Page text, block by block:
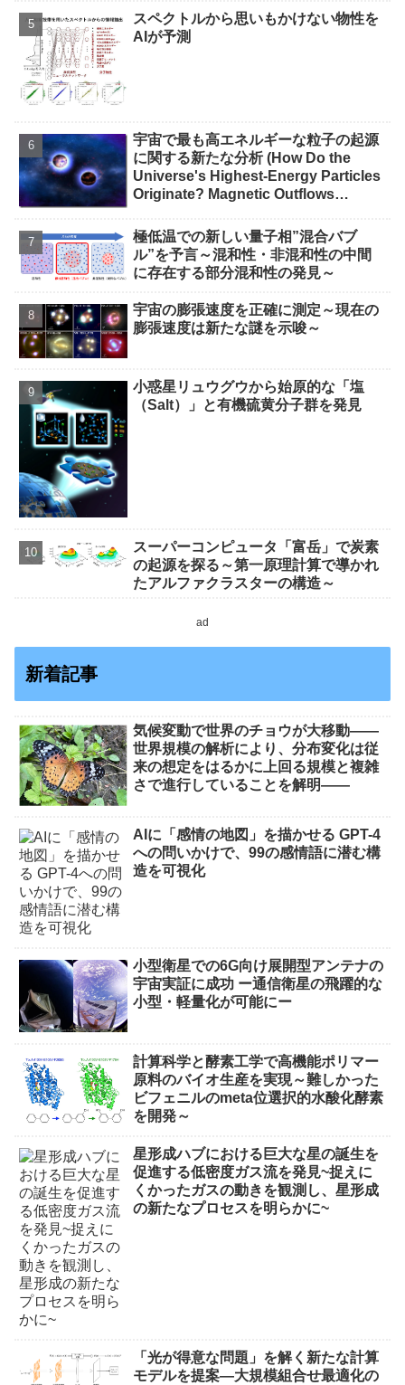
スペクトルから思いもかけない物性を
AIが予測
宇宙で最も高エネルギーな粒子の起源
に関する新たな分析 (How Do the
Universe's Highest-Energy Particles
Originate? Magnetic Outflows
Analysis Concludes)
極低温での新しい量子相”混合バブ
ル”を予言～混和性・非混和性の中間
に存在する部分混和性の発見～
宇宙の膨張速度を正確に測定～現在の
膨張速度は新たな謎を示唆～
小惑星リュウグウから始原的な「塩
（Salt）」と有機硫黄分子群を発見
スーパーコンピュータ「富岳」で炭素
の起源を探る～第一原理計算で導かれ
たアルファクラスターの構造～
ad
新着記事
気候変動で世界のチョウが大移動――
世界規模の解析により、分布変化は従
来の想定をはるかに上回る規模と複雑
さで進行していることを解明――
AIに「感情の地図」を描かせる GPT-4
への問いかけで、99の感情語に潜む構
造を可視化
小型衛星での6G向け展開型アンテナの
宇宙実証に成功 ー通信衛星の飛躍的な
小型・軽量化が可能にー
計算科学と酵素工学で高機能ポリマー
原料のバイオ生産を実現～難しかった
ビフェニルのmeta位選択的水酸化酵素
を開発～
星形成ハブにおける巨大な星の誕生を
促進する低密度ガス流を発見~捉えに
くかったガスの動きを観測し、星形成
の新たなプロセスを明らかに~
「光が得意な問題」を解く新たな計算
モデルを提案―大規模組合せ最適化の